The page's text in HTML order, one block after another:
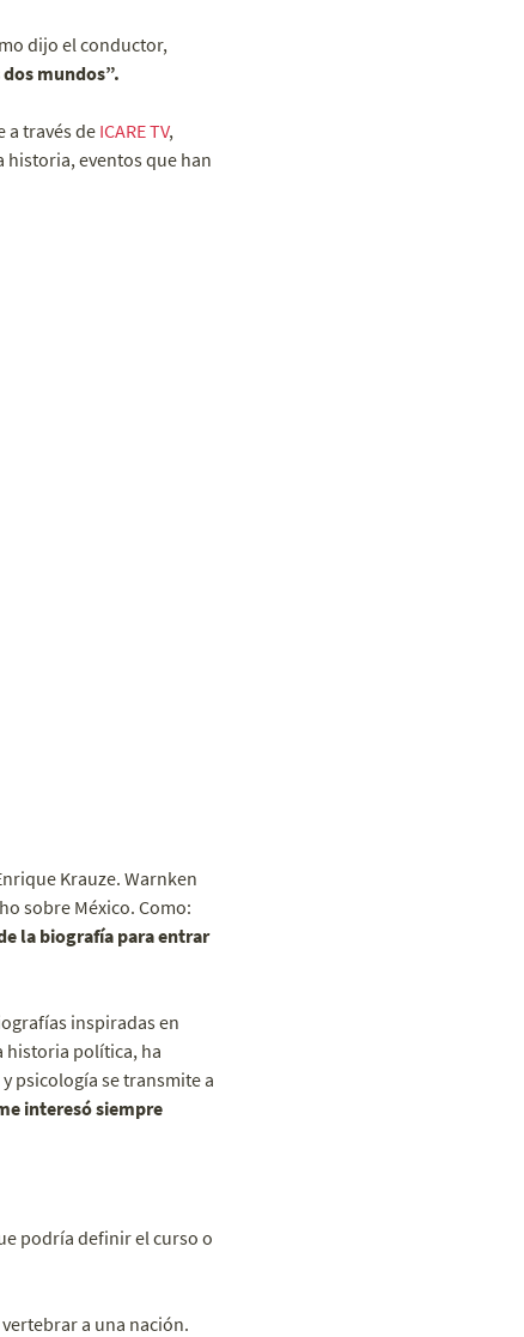
dijo el conductor,
mundos”.
a través de ICARE TV,
eventos que han
Krauze. Warnken
sobre México. Como:
la biografía para entrar
inspiradas en
historia política, ha
psicología se transmite a
interesó siempre
podría definir el curso o
a una nación.